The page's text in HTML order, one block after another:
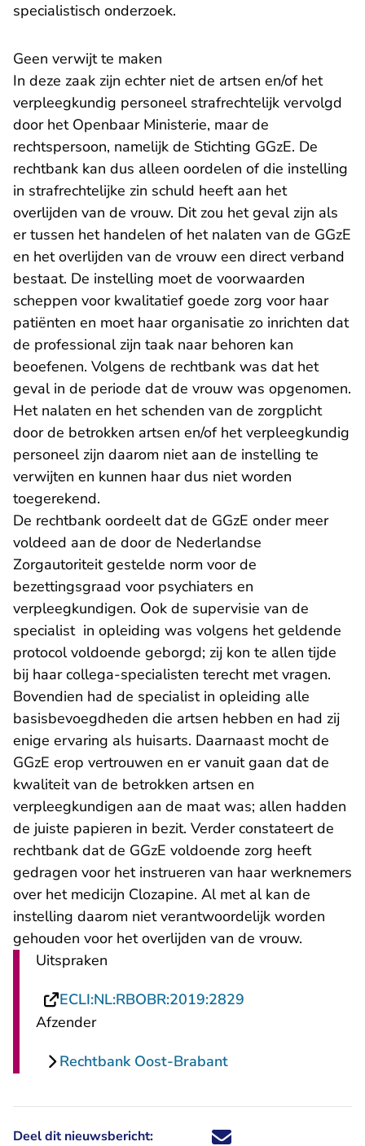
specialistisch onderzoek.
Geen verwijt te maken
In deze zaak zijn echter niet de artsen en/of het
verpleegkundig personeel strafrechtelijk vervolgd
door het Openbaar Ministerie, maar de
rechtspersoon, namelijk de Stichting GGzE. De
rechtbank kan dus alleen oordelen of die instelling
in strafrechtelijke zin schuld heeft aan het
overlijden van de vrouw. Dit zou het geval zijn als
er tussen het handelen of het nalaten van de GGzE
en het overlijden van de vrouw een direct verband
bestaat. De instelling moet de voorwaarden
scheppen voor kwalitatief goede zorg voor haar
patiënten en moet haar organisatie zo inrichten dat
de professional zijn taak naar behoren kan
beoefenen. Volgens de rechtbank was dat het
geval in de periode dat de vrouw was opgenomen.
Het nalaten en het schenden van de zorgplicht
door de betrokken artsen en/of het verpleegkundig
personeel zijn daarom niet aan de instelling te
verwijten en kunnen haar dus niet worden
toegerekend.
De rechtbank oordeelt dat de GGzE onder meer
voldeed aan de door de Nederlandse
Zorgautoriteit gestelde norm voor de
bezettingsgraad voor psychiaters en
verpleegkundigen. Ook de supervisie van de
specialist in opleiding was volgens het geldende
protocol voldoende geborgd; zij kon te allen tijde
bij haar collega-specialisten terecht met vragen.
Bovendien had de specialist in opleiding alle
basisbevoegdheden die artsen hebben en had zij
enige ervaring als huisarts. Daarnaast mocht de
GGzE erop vertrouwen en er vanuit gaan dat de
kwaliteit van de betrokken artsen en
verpleegkundigen aan de maat was; allen hadden
de juiste papieren in bezit. Verder constateert de
rechtbank dat de GGzE voldoende zorg heeft
gedragen voor het instrueren van haar werknemers
over het medicijn Clozapine. Al met al kan de
instelling daarom niet verantwoordelijk worden
gehouden voor het overlijden van de vrouw.
Uitspraken
ECLI:NL:RBOBR:2019:2829
Afzender
Rechtbank Oost-Brabant
Deel dit nieuwsbericht: Deel dit nieuwsbericht via X -
Deel dit nieuwsbericht via
Deel dit nieuwsbericht
Deel dit